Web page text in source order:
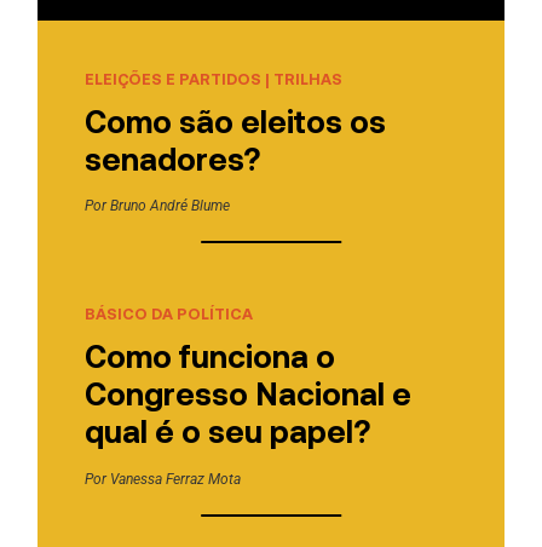
ELEIÇÕES E PARTIDOS | TRILHAS
Como são eleitos os
senadores?
PorBruno André Blume
BÁSICO DA POLÍTICA
Como funciona o
Congresso Nacional e
qual é o seu papel?
Por Vanessa Ferraz Mota